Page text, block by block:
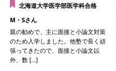
北海道大学医学部医学科合格
M・Sさん
親の勧めで、主に面接と小論文対策
のため入学しました。他塾で長く頑
張ってきたので、面接と小論文以
外、数 […]